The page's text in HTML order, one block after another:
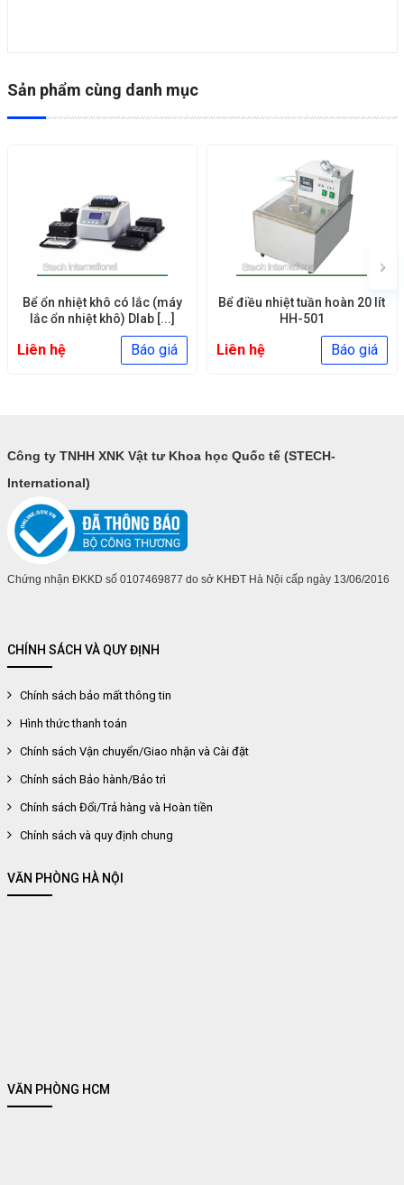
Sản phẩm cùng danh mục
Bể ổn nhiệt khô có lắc (máy
lắc ổn nhiệt khô) Dlab [...]
Liên hệ Báo giá
​Bể điều nhiệt tuần hoàn 20 lít
HH-501
Liên hệ Báo giá
Công ty TNHH XNK Vật tư Khoa học Quốc tế (STECH-
International)
Chứng nhận ĐKKD số 0107469877 do sở KHĐT Hà Nội cấp ngày 13/06/2016
CHÍNH SÁCH VÀ QUY ĐỊNH
Chính sách bảo mất thông tin
Hình thức thanh toán
Chính sách Vận chuyển/Giao nhận và Cài đặt
Chính sách Bảo hành/Bảo trì
Chính sách Đổi/Trả hàng và Hoàn tiền
Chính sách và quy định chung
VĂN PHÒNG HÀ NỘI
VĂN PHÒNG HCM